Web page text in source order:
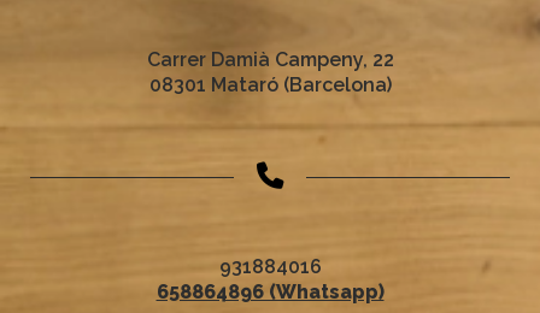
Carrer Damià Campeny, 22
08301 Mataró (Barcelona)
931884016
658864896 (Whatsapp)